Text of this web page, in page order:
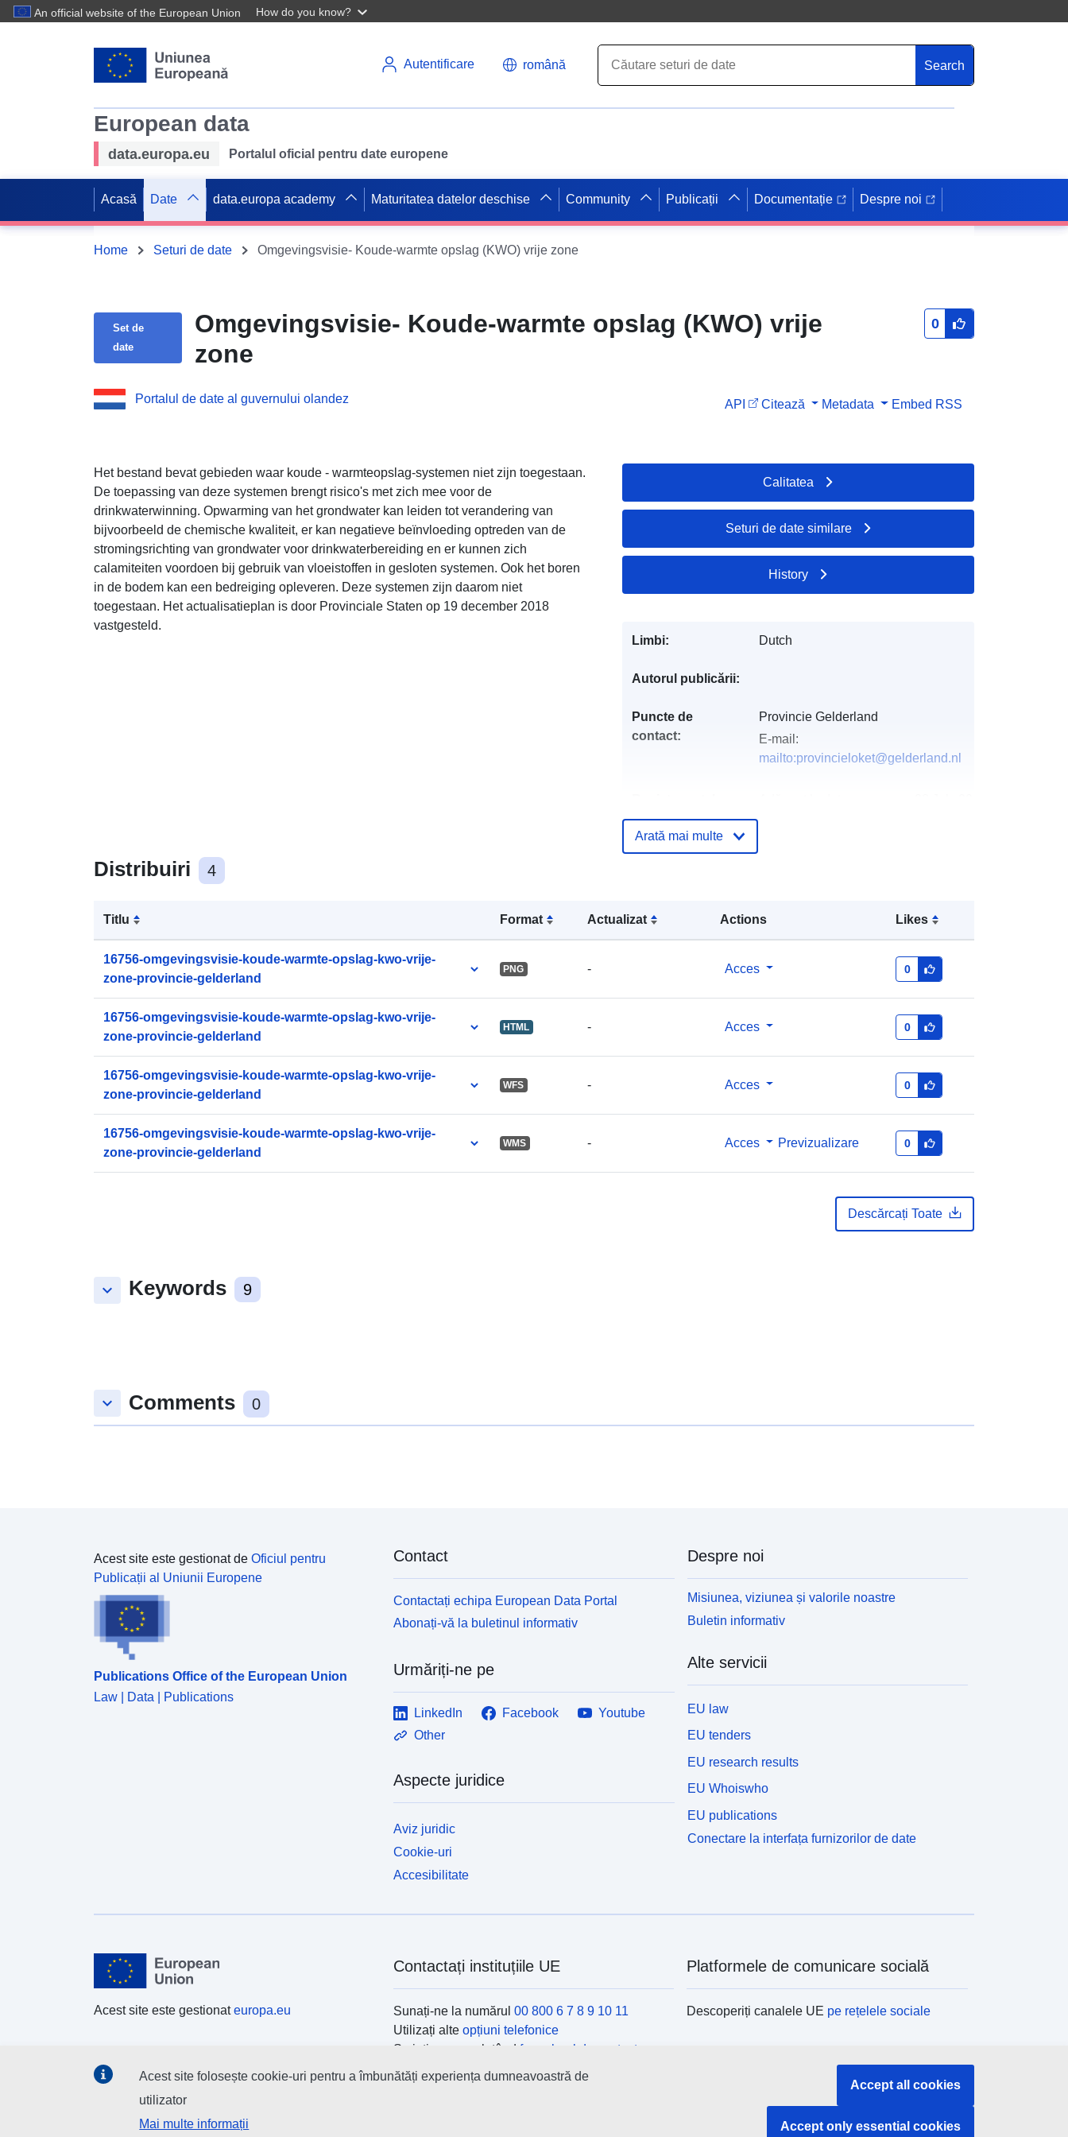
An official website of the European Union How do you know?
Autentificare română Search
European data
data.europa.eu Portalul oficial pentru date europene
Acasă Date data.europa academy Maturitatea datelor deschise Community Publicații Documentație Despre noi
Home Seturi de date Omgevingsvisie- Koude-warmte opslag (KWO) vrije zone
Set de
date
Omgevingsvisie- Koude-warmte opslag (KWO) vrije
zone
0
Portalul de date al guvernului olandez API Citează Metadata Embed RSS
Het bestand bevat gebieden waar koude - warmteopslag-systemen niet zijn toegestaan.
De toepassing van deze systemen brengt risico's met zich mee voor de
drinkwaterwinning. Opwarming van het grondwater kan leiden tot verandering van
bijvoorbeeld de chemische kwaliteit, er kan negatieve beïnvloeding optreden van de
stromingsrichting van grondwater voor drinkwaterbereiding en er kunnen zich
calamiteiten voordoen bij gebruik van vloeistoffen in gesloten systemen. Ook het boren
in de bodem kan een bedreiging opleveren. Deze systemen zijn daarom niet
toegestaan. Het actualisatieplan is door Provinciale Staten op 19 december 2018
vastgesteld.
Distribuiri 4
Titlu Format Actualizat Actions Likes
16756-omgevingsvisie-koude-warmte-opslag-kwo-vrije-
zone-provincie-gelderland
PNG - Acces 0
16756-omgevingsvisie-koude-warmte-opslag-kwo-vrije-
zone-provincie-gelderland
HTML - Acces 0
16756-omgevingsvisie-koude-warmte-opslag-kwo-vrije-
zone-provincie-gelderland
WFS - Acces 0
16756-omgevingsvisie-koude-warmte-opslag-kwo-vrije-
zone-provincie-gelderland
WMS - Acces Previzualizare 0
Descărcați Toate
keyboard_arrow_down Keywords 9
Calitatea
Seturi de date similare
History
Limbi: Dutch
Autorul publicării:
Puncte de
contact:
Provincie Gelderland
E-mail:
mailto:provincieloket@gelderland.nl
opslag-kwo-vrije-zone-provincie-
gelderland
Arată mai multe
keyboard_arrow_down Comments 0
Acest site este gestionat de Oficiul pentru
Publicații al Uniunii Europene
Publications Office of the European Union
Law | Data | Publications
Contact
Contactați echipa European Data Portal
Abonați-vă la buletinul informativ
Urmăriți-ne pe
LinkedIn Facebook
Youtube
Other
Aspecte juridice
Aviz juridic
Cookie-uri
Accesibilitate
Despre noi
Misiunea, viziunea și valorile noastre
Buletin informativ
Alte servicii
EU law
EU tenders
EU research results
EU Whoiswho
EU publications
Conectare la interfața furnizorilor de date
Acest site este gestionateuropa.eu
Contactați instituțiile UE
Sunați-ne la numărul 00 800 6 7 8 9 10 11
Utilizați alte opțiuni telefonice
Scrieți-ne completând formularul de contact
Veniți să discutăm la unul din
centrele UE
Platformele de comunicare socială
Descoperiți canalele UE pe rețelele sociale
Instituțiile și organismele UE
Acest site folosește cookie-uri pentru a îmbunătăți experiența dumneavoastră de
utilizator
Mai multe informații
Accept all cookies
Accept only essential cookies